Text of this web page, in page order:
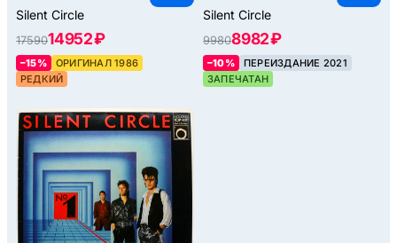
Silent Circle
1759014952 ₽
–15%
ОРИГИНАЛ 1986
РЕДКИЙ
Silent Circle
99808982 ₽
–10%
ПЕРЕИЗДАНИЕ 2021
ЗАПЕЧАТАН